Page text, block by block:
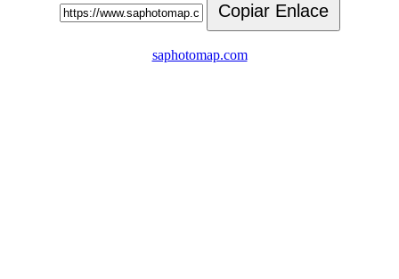
Copiar Enlace
saphotomap.com